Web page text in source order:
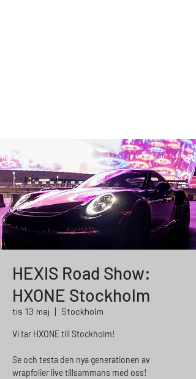
HEXIS Road Show:
HXONE Stockholm
tis 13 maj
  |
Stockholm
Vi tar HXONE till Stockholm!
Se och testa den nya generationen av
wrapfolier live tillsammans med oss!